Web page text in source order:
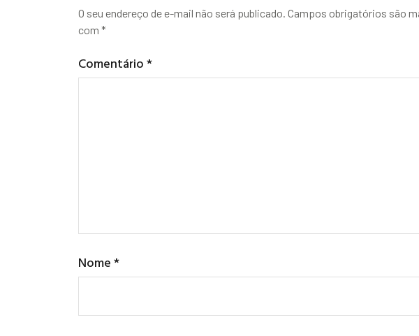
O seu endereço de e-mail não será publicado. Campos obrigatórios são
com *
Comentário*
Nome*